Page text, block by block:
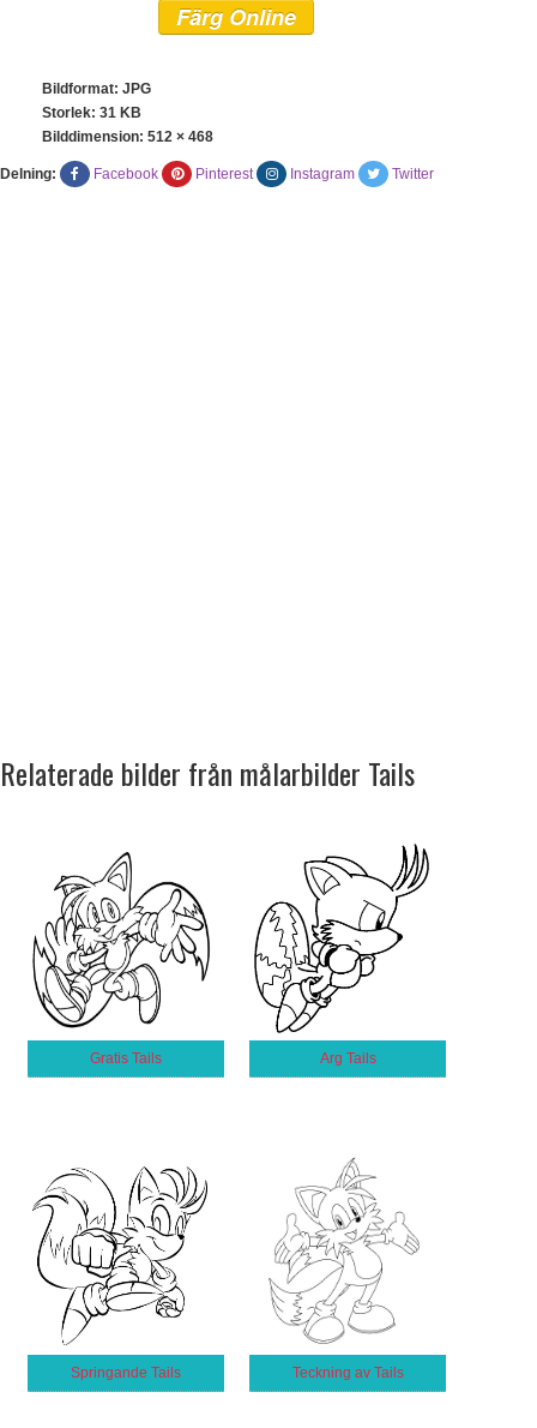
Färg Online
Bildformat: JPG
Storlek: 31 KB
Bilddimension: 512 × 468
Delning: Facebook Pinterest Instagram Twitter
Relaterade bilder från målarbilder Tails
Gratis Tails Arg Tails
Springande Tails Teckning av Tails